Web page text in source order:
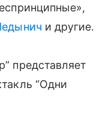
и другие.
представляет
“Одни